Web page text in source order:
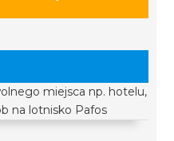
miejsca np. hotelu,
na lotnisko Pafos